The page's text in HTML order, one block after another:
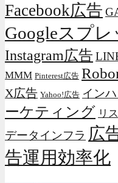
Facebook広告
Googleスプレ
Instagram広告
MMM Pinterest広告
X広告 Yahoo!広告 イン
ーケティング リ
データインフラ 広
告運用効率化